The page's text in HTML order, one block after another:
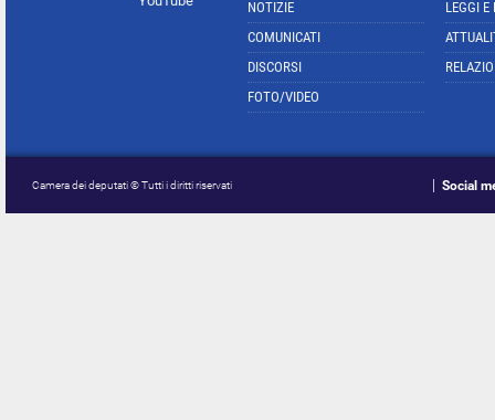
NOTIZIE
COMUNICATI
DISCORSI
FOTO/VIDEO
LEGGI E
Camera dei deputati © Tutti i diritti riservati Social